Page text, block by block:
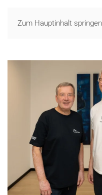
Zum Hauptinhalt springen